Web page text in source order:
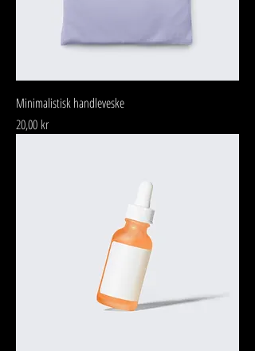
Minimalistisk handleveske
Pris
20,00 kr